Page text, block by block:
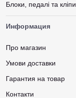
Блоки, педалі та кліпи
Информация
Про магазин
Умови доставки
Гарантия на товар
Контакти